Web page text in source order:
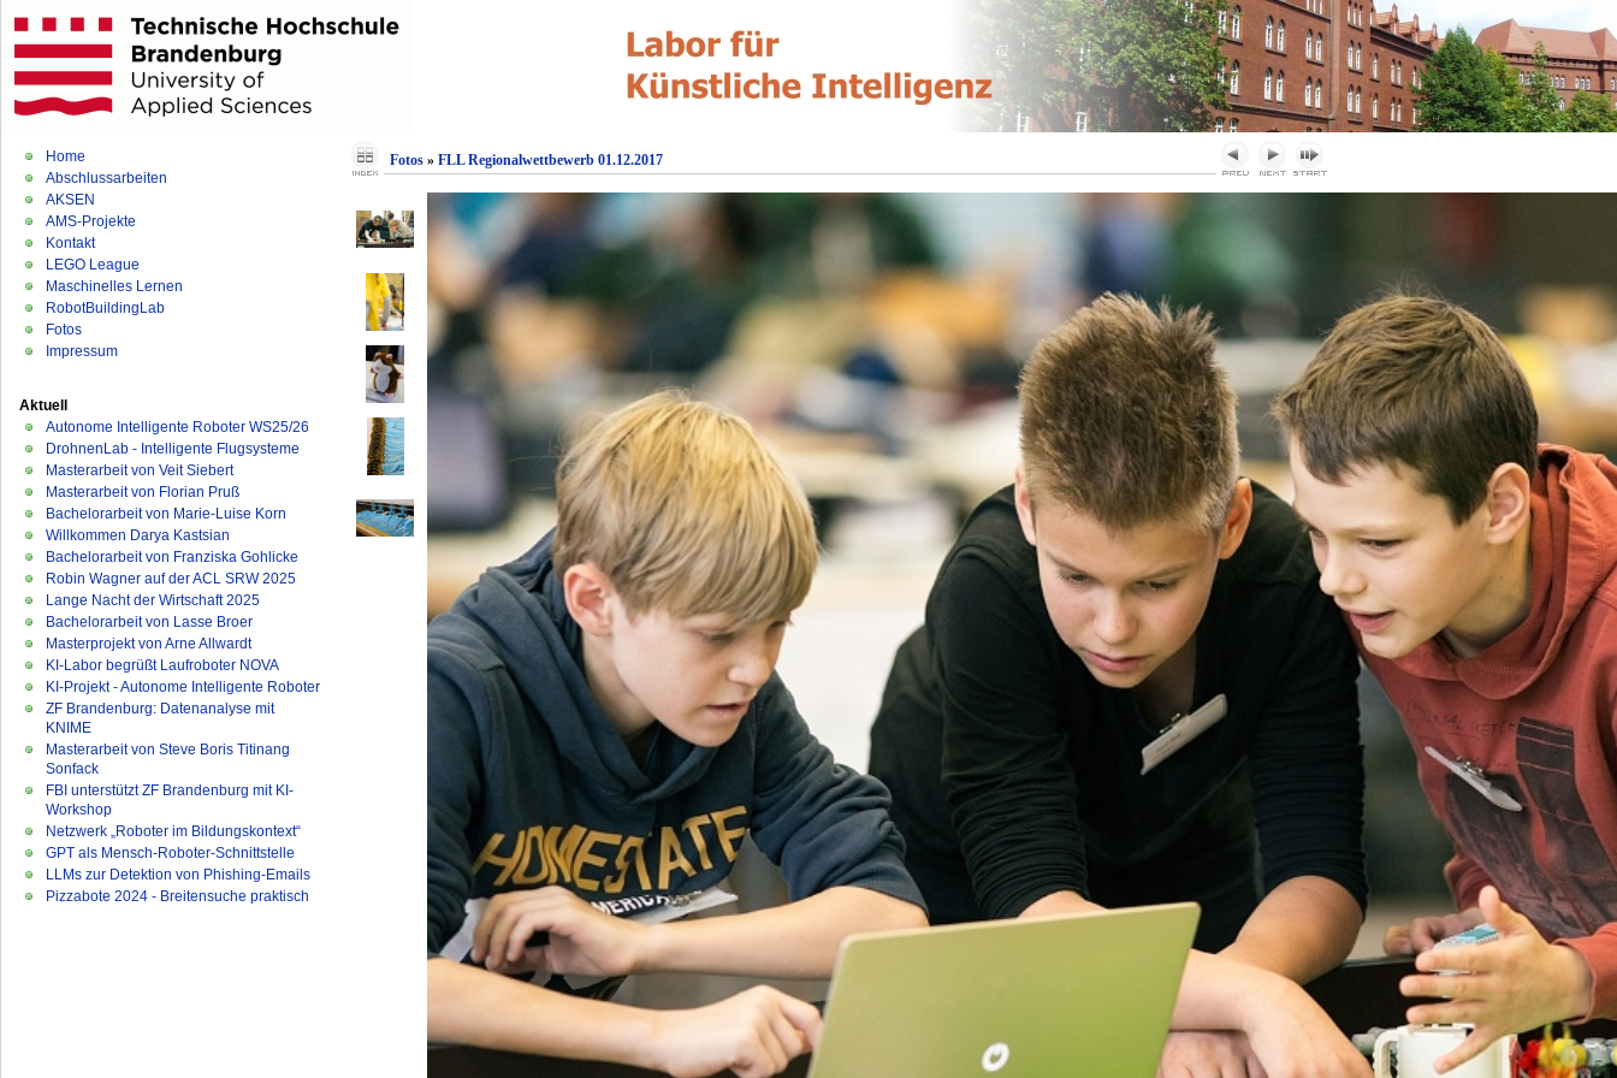
Home
Abschlussarbeiten
AKSEN
AMS-Projekte
Kontakt
LEGO League
Maschinelles Lernen
RobotBuildingLab
Fotos
Impressum
Aktuell
Autonome Intelligente Roboter WS25/26
DrohnenLab - Intelligente Flugsysteme
Masterarbeit von Veit Siebert
Masterarbeit von Florian Pruß
Bachelorarbeit von Marie-Luise Korn
Willkommen Darya Kastsian
Bachelorarbeit von Franziska Gohlicke
Robin Wagner auf der ACL SRW 2025
Lange Nacht der Wirtschaft 2025
Bachelorarbeit von Lasse Broer
Masterprojekt von Arne Allwardt
KI-Labor begrüßt Laufroboter NOVA
KI-Projekt - Autonome Intelligente Roboter
ZF Brandenburg: Datenanalyse mit
KNIME
Masterarbeit von Steve Boris Titinang
Sonfack
FBI unterstützt ZF Brandenburg mit KI-
Workshop
Netzwerk „Roboter im Bildungskontext“
GPT als Mensch-Roboter-Schnittstelle
LLMs zur Detektion von Phishing-Emails
Pizzabote 2024 - Breitensuche praktisch
Fotos »FLL Regionalwettbewerb 01.12.2017